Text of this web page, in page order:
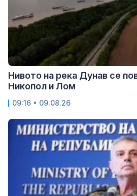
Нивото на река Дунав се
Никопол и Лом
09:16 • 09.08.26